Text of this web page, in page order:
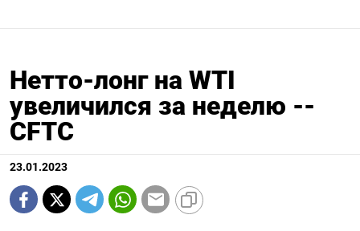
Нетто-лонг на WTI
увеличился за неделю --
CFTC
23.01.2023